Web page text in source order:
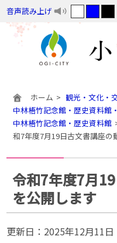
音声読み上げ
ホーム
観光・文化・
中林梧竹記念館・歴史資料館
中林梧竹記念館・歴史資料館
和7年度7月19日古文書講座の
令和7年度7月
を公開します
更新日： 2025年12月11日